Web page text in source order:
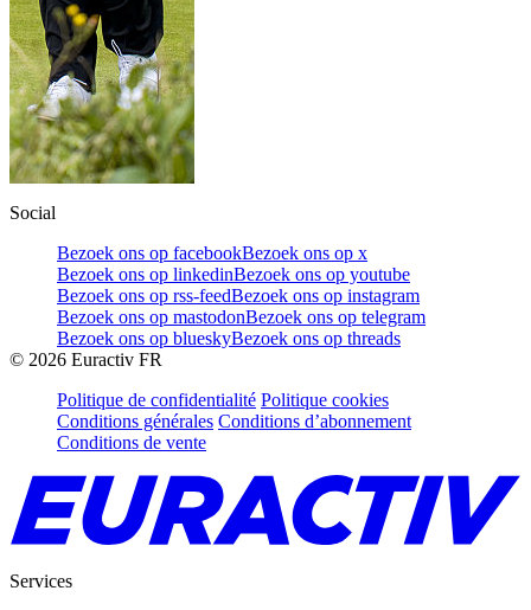
Social
Bezoek ons op facebookBezoek ons op x
Bezoek ons op linkedinBezoek ons op youtube
Bezoek ons op rss-feedBezoek ons op instagram
Bezoek ons op mastodonBezoek ons op telegram
Bezoek ons op blueskyBezoek ons op threads
© 2026 Euractiv FR
Politique de confidentialité Politique cookies
Conditions générales Conditions d’abonnement
Conditions de vente
Services